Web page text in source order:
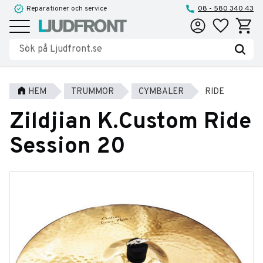
Meny
Reparationer och service 08 - 580 340 43
Favoriter
HEM TRUMMOR CYMBALER RIDE
Zildjian K.Custom Ride
Session 20